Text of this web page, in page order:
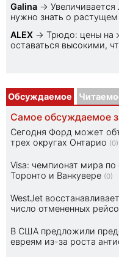
Galina →
нужно знать о
ALEX → Трюдо: цены на
оставаться высокими,
Обсуждаемое
Самое обсуждаемое
Сегодня Форд может
трех округах Онтарио (0)
Visa: чемпионат мира
Торонто и Ванкувере (0)
WestJet
число отмененных
В США предложили
евреям из-за роста